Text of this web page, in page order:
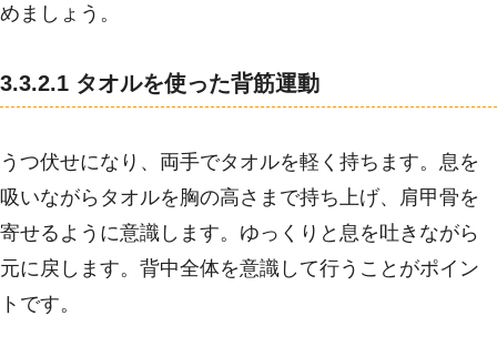
めましょう。
3.3.2.1 タオルを使った背筋運動
うつ伏せになり、両手でタオルを軽く持ちます。息を
吸いながらタオルを胸の高さまで持ち上げ、肩甲骨を
寄せるように意識します。ゆっくりと息を吐きながら
元に戻します。背中全体を意識して行うことがポイン
トです。